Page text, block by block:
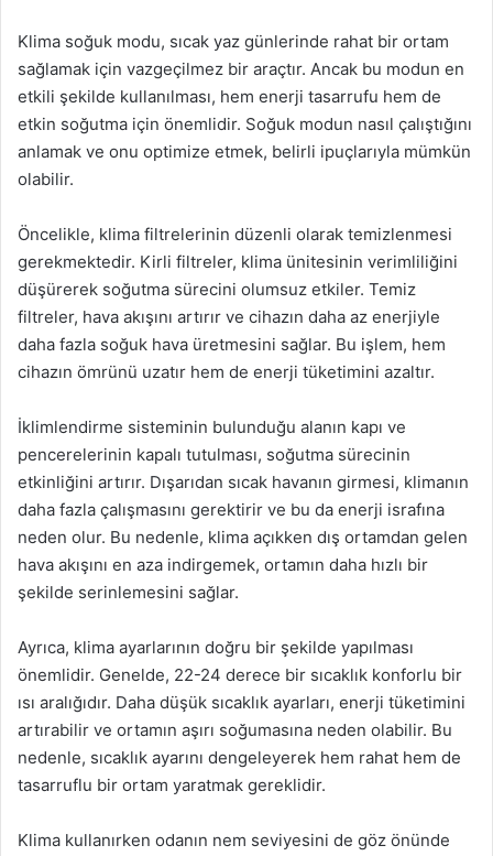
Klima soğuk modu, sıcak yaz günlerinde rahat bir ortam
sağlamak için vazgeçilmez bir araçtır. Ancak bu modun en
etkili şekilde kullanılması, hem enerji tasarrufu hem de
etkin soğutma için önemlidir. Soğuk modun nasıl çalıştığını
anlamak ve onu optimize etmek, belirli ipuçlarıyla mümkün
olabilir.
Öncelikle, klima filtrelerinin düzenli olarak temizlenmesi
gerekmektedir. Kirli filtreler, klima ünitesinin verimliliğini
düşürerek soğutma sürecini olumsuz etkiler. Temiz
filtreler, hava akışını artırır ve cihazın daha az enerjiyle
daha fazla soğuk hava üretmesini sağlar. Bu işlem, hem
cihazın ömrünü uzatır hem de enerji tüketimini azaltır.
İklimlendirme sisteminin bulunduğu alanın kapı ve
pencerelerinin kapalı tutulması, soğutma sürecinin
etkinliğini artırır. Dışarıdan sıcak havanın girmesi, klimanın
daha fazla çalışmasını gerektirir ve bu da enerji israfına
neden olur. Bu nedenle, klima açıkken dış ortamdan gelen
hava akışını en aza indirgemek, ortamın daha hızlı bir
şekilde serinlemesini sağlar.
Ayrıca, klima ayarlarının doğru bir şekilde yapılması
önemlidir. Genelde, 22-24 derece bir sıcaklık konforlu bir
ısı aralığıdır. Daha düşük sıcaklık ayarları, enerji tüketimini
artırabilir ve ortamın aşırı soğumasına neden olabilir. Bu
nedenle, sıcaklık ayarını dengeleyerek hem rahat hem de
tasarruflu bir ortam yaratmak gereklidir.
Klima kullanırken odanın nem seviyesini de göz önünde